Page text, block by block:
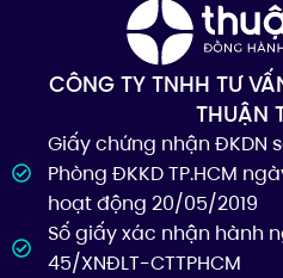
CÔNG TY TNHH TƯ
THUẬN
Giấy chứng nhận ĐKDN
Phòng ĐKKD TP.HCM
hoạt động 20/05/2019
Số giấy xác nhận hành
45/XNĐLT-CTTPHCM